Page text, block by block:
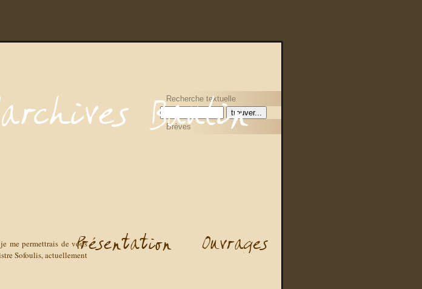
Recherche textuelle
Brèves
me permettrais de vous
Sofoulis, actuellement